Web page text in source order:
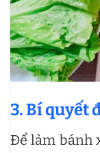
3. Bí quyết
Để làm bánh